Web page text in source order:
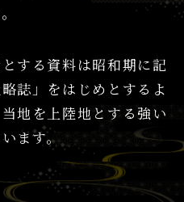
する資料は昭和期に記
誌」をはじめとするよ
地を上陸地とする強い
ます。